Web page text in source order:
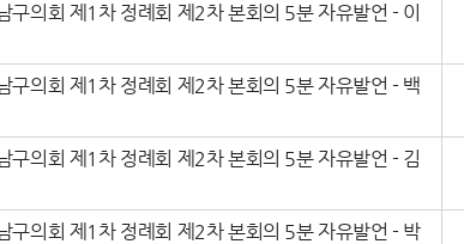
구의회 제1차 정례회 제2차 본회의 5분 자유발언 - 이
구의회 제1차 정례회 제2차 본회의 5분 자유발언 - 백
구의회 제1차 정례회 제2차 본회의 5분 자유발언 - 김
구의회 제1차 정례회 제2차 본회의 5분 자유발언 - 박